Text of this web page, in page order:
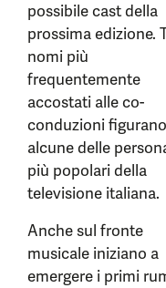
possibile cast della
prossima edizione.
nomi più
frequentemente
accostati alle co-
conduzioni figurano
alcune delle
più popolari della
televisione italiana.
Anche sul fronte
musicale iniziano a
emergere i primi